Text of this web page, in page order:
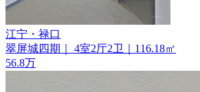
江宁・禄口
翠屏城四期｜ 4室2厅2卫｜116.18㎡
56.8万